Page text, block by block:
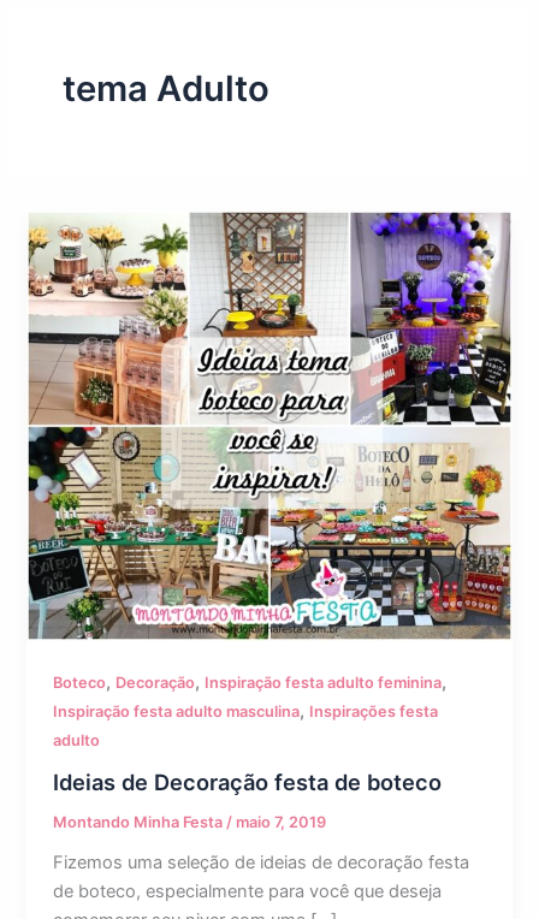
tema Adulto
Boteco, Decoração, Inspiração festa adulto feminina,
Inspiração festa adulto masculina, Inspirações festa
adulto
Ideias de Decoração festa de boteco
Montando Minha Festa / maio 7, 2019
Fizemos uma seleção de ideias de decoração festa
de boteco, especialmente para você que deseja